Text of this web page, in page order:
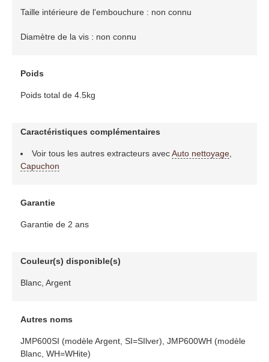
Taille intérieure de l'embouchure : non connu
Diamètre de la vis : non connu
Poids
Poids total de 4.5kg
Caractéristiques complémentaires
Voir tous les autres extracteurs avecAuto nettoyage,
Capuchon
Garantie
Garantie de 2 ans
Couleur(s) disponible(s)
Blanc, Argent
Autres noms
JMP600SI (modèle Argent, SI=SIlver), JMP600WH (modèle
Blanc, WH=WHite)